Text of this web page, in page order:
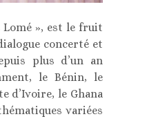
Lomé », est le fruit
concerté et
plus d’un an
le Bénin, le
d’Ivoire, le Ghana
variées